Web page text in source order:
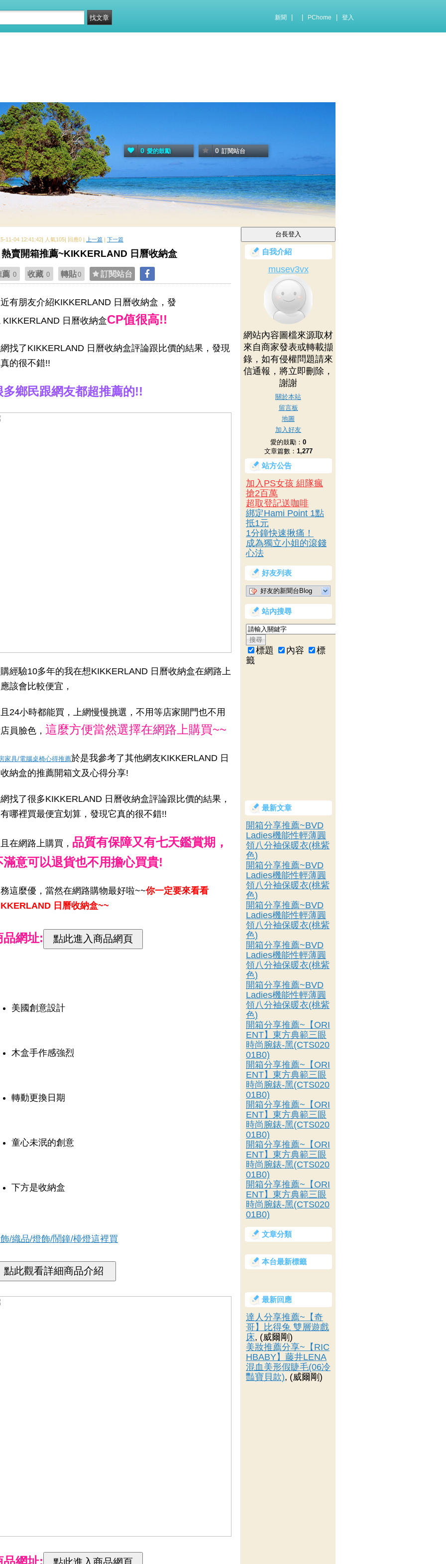
新聞 PChome 登入
0 愛的鼓勵 0 訂閱站台
11-04 12:41:42| 人氣105| 回應0 | 上一篇 | 下一篇
熱賣開箱推薦~KIKKERLAND 日曆收納盒
薦 0 收藏 0 轉貼0 訂閱站台
有朋友介紹KIKKERLAND 日曆收納盒，發
KIKKERLAND 日曆收納盒CP值很高!!
找了KIKKERLAND 日曆收納盒評論跟比價的結果，發現
的很不錯!!
多鄉民跟網友都超推薦的!!
經驗10多年的我在想KIKKERLAND 日曆收納盒在網路上
該會比較便宜，
24小時都能買，上網慢慢挑選，不用等店家開門也不用
員臉色， 這麼方便當然選擇在網路上購買~~
家具/電腦桌椅心得推薦於是我參考了其他網友KIKKERLAND 日
納盒的推薦開箱文及心得分享!
找了很多KIKKERLAND 日曆收納盒評論跟比價的結果，
哪裡買最便宜划算，發現它真的很不錯!!
在網路上購買， 品質有保障又有七天鑑賞期，
滿意可以退貨也不用擔心買貴!
這麼優，當然在網路購物最好啦~~你一定要來看看
日曆收納盒~~
品網址:
美國創意設計
木盒手作感強烈
轉動更換日期
童心未泯的創意
下方是收納盒
/織品/燈飾/鬧鐘/檯燈這裡買
品網址:
自我介紹
musev3vx
網站內容圖檔來源取材
來自商家發表或轉載擷
錄，如有侵權問題請來
信通報，將立即刪除，
謝謝
關於本站
留言板
地圖
加入好友
愛的鼓勵： 0
文章篇數： 1,277
站方公告
加入PS女孩 組隊瘋
搶2百萬
超取登記送咖啡
綁定Hami Point 1點
抵1元
1分鐘快速揪痛！
成為獨立小姐的滾錢
心法
好友列表
好友的新聞台Blog
站內搜尋
標題 內容
標
籤
最新文章
開箱分享推薦~BVD
Ladies機能性輕薄圓
領八分袖保暖衣(桃紫
色)
開箱分享推薦~BVD
Ladies機能性輕薄圓
領八分袖保暖衣(桃紫
色)
開箱分享推薦~BVD
Ladies機能性輕薄圓
領八分袖保暖衣(桃紫
色)
開箱分享推薦~BVD
Ladies機能性輕薄圓
領八分袖保暖衣(桃紫
色)
開箱分享推薦~BVD
Ladies機能性輕薄圓
領八分袖保暖衣(桃紫
色)
開箱分享推薦~【ORI
ENT】東方典範三眼
時尚腕錶-黑(CTS020
01B0)
開箱分享推薦~【ORI
ENT】東方典範三眼
時尚腕錶-黑(CTS020
01B0)
開箱分享推薦~【ORI
ENT】東方典範三眼
時尚腕錶-黑(CTS020
01B0)
開箱分享推薦~【ORI
ENT】東方典範三眼
時尚腕錶-黑(CTS020
01B0)
開箱分享推薦~【ORI
ENT】東方典範三眼
時尚腕錶-黑(CTS020
01B0)
文章分類
本台最新標籤
最新回應
達人分享推薦~【奇
哥】比得兔 雙層遊戲
床, (威爾剛)
美妝推薦分享~【RIC
HBABY】藤井LENA
混血美形假睫毛(06冷
豔寶貝款), (威爾剛)